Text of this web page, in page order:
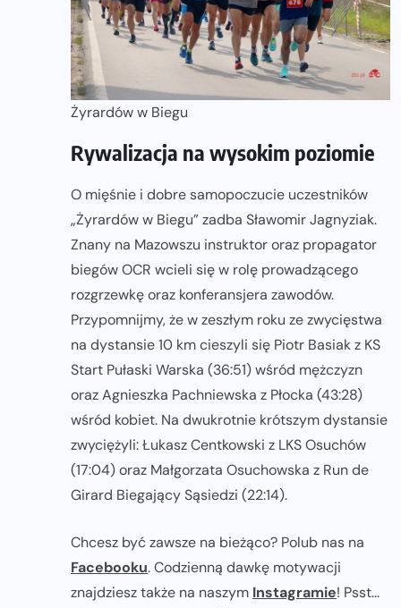
Żyrardów w Biegu
Rywalizacja na wysokim poziomie
O mięśnie i dobre samopoczucie uczestników
„Żyrardów w Biegu” zadba Sławomir Jagnyziak.
Znany na Mazowszu instruktor oraz propagator
biegów OCR wcieli się w rolę prowadzącego
rozgrzewkę oraz konferansjera zawodów.
Przypomnijmy, że w zeszłym roku ze zwycięstwa
na dystansie 10 km cieszyli się Piotr Basiak z KS
Start Pułaski Warska (36:51) wśród mężczyzn
oraz Agnieszka Pachniewska z Płocka (43:28)
wśród kobiet. Na dwukrotnie krótszym dystansie
zwyciężyli: Łukasz Centkowski z LKS Osuchów
(17:04) oraz Małgorzata Osuchowska z Run de
Girard Biegający Sąsiedzi (22:14).
Chcesz być zawsze na bieżąco? Polub nas na
Facebooku. Codzienną dawkę motywacji
znajdziesz także na naszym Instagramie! Psst...